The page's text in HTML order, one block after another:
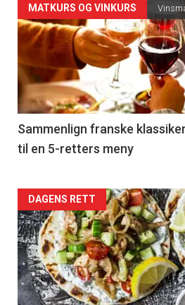
Forsiden
akkurat
nå
-
5
MATKURS OG VINKURS
Sammenlign franske
til en 5-retters meny
Forsiden
akkurat
nå
-
DAGENS RETT